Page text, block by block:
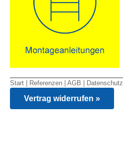
Start Referenzen AGB Datenschutz
Vertrag widerrufen »